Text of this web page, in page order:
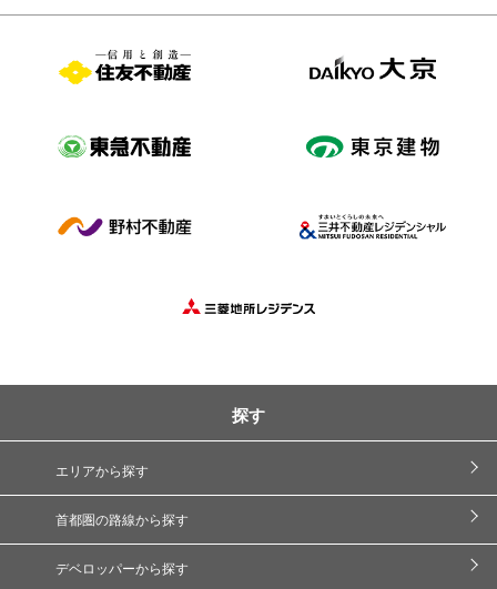
探す
エリアから探す
首都圏の路線から探す
デベロッパーから探す